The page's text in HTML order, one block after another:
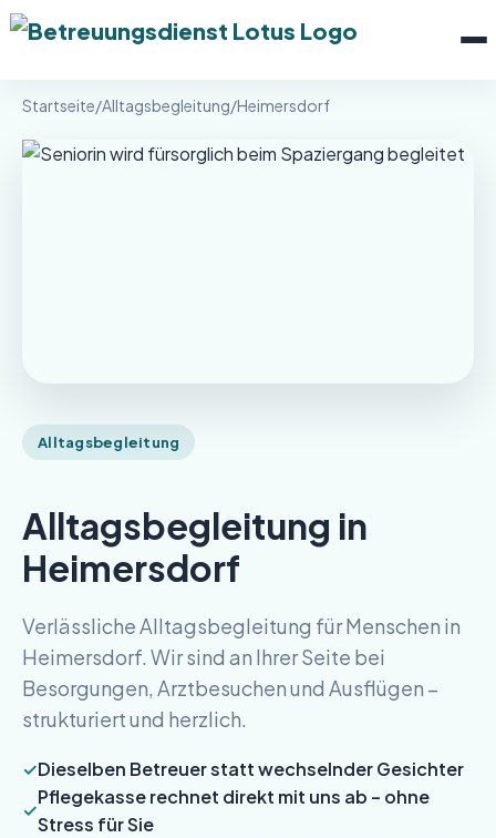
Startseite/Alltagsbegleitung/Heimersdorf
Alltagsbegleitung
Alltagsbegleitung in
Heimersdorf
Verlässliche Alltagsbegleitung für Menschen in
Heimersdorf. Wir sind an Ihrer Seite bei
Besorgungen, Arztbesuchen und Ausflügen –
strukturiert und herzlich.
Dieselben Betreuer statt wechselnder Gesichter
Pflegekasse rechnet direkt mit uns ab – ohne
Stress für Sie